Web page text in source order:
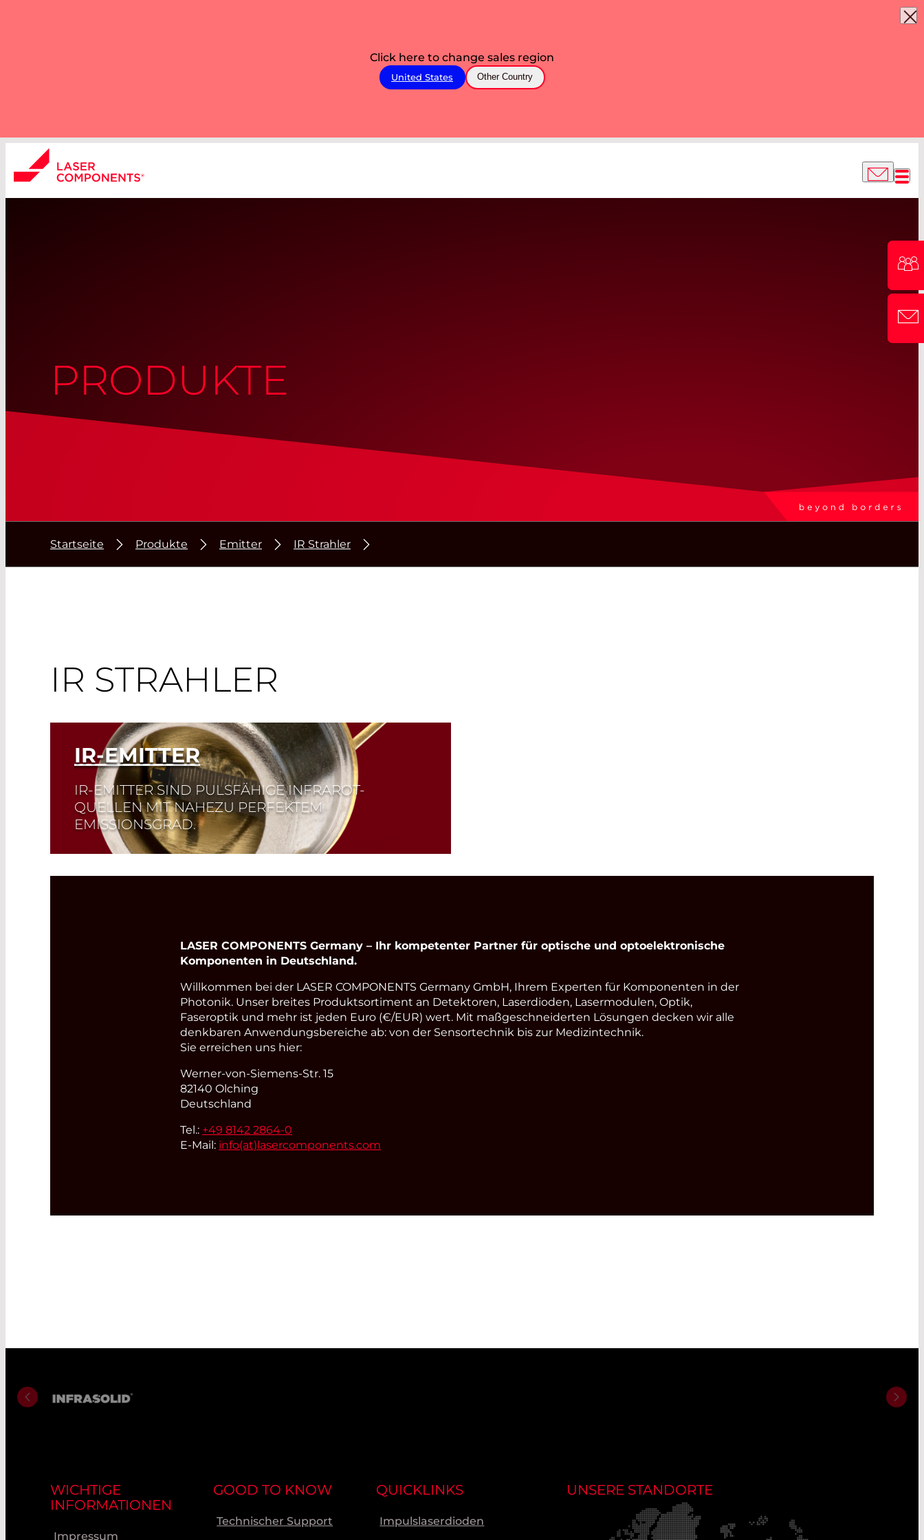
Click here to change sales region
United States Other Country
PRODUKTE
Startseite Produkte Emitter IR Strahler
IR STRAHLER
IR-EMITTER
IR-EMITTER SIND PULSFÄHIGE INFRAROT-
QUELLEN MIT NAHEZU PERFEKTEM
EMISSIONSGRAD.
Read More
LASER COMPONENTS Germany – Ihr kompetenter Partner für optische und optoelektronische
Komponenten in Deutschland.
Willkommen bei der LASER COMPONENTS Germany GmbH, Ihrem Experten für Komponenten in der
Photonik. Unser breites Produktsortiment an Detektoren, Laserdioden, Lasermodulen, Optik,
Faseroptik und mehr ist jeden Euro (€/EUR) wert. Mit maßgeschneiderten Lösungen decken wir alle
denkbaren Anwendungsbereiche ab: von der Sensortechnik bis zur Medizintechnik.
Sie erreichen uns hier:
Werner-von-Siemens-Str. 15
82140 Olching
Deutschland
Tel.: +49 8142 2864-0
E-Mail: info(at)lasercomponents.com
WICHTIGE
INFORMATIONEN
Impressum
GOOD TO KNOW
Technischer Support
QUICKLINKS
Impulslaserdioden
UNSERE STANDORTE